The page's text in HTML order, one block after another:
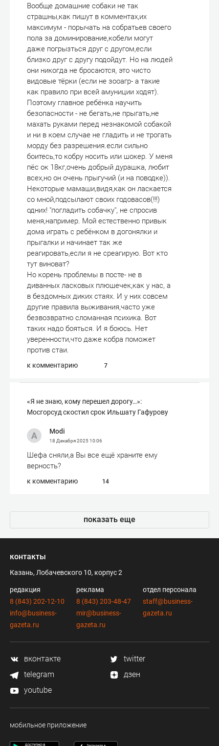
Вообще домашние собаки не так
страшны,как пишут в комментах,их
максимум - порычать на собратьев своего
пола за доминирование,кобели могут
даже погрызться друг с другом,если
близко друг с другу подойдут. Но на людей
они никогда не бросаются, это чисто
видовые тёрки (если не зооагр- а такие
как правило при всей амуниции ходят).
Поэтому главное ребёнка научить
безопасности - не бегать,не прыгать,не
махать руками перед незнакомой собакой
и ни в коем случае не гладить и не трогать
морду без разрешения.если сильно
боитесь,то кобру носить или шокер. У меня
пёс ок 18кг,очень добрый дурашка, любит
всех,но он очень прыгучий (и на поводке)).
Некоторые мамаши,видя,как он ласкается
со мной,подсылают своих годовасов(!!!)
одних! "погладить собачку", не спросив
меня,например. Мой естественно привык
дома играть с ребёнком в догонялки и
прыгалки и начинает так же
реагировать,если я не среагирую. Вот кто
тут виноват?
Но корень проблемы в посте- не в
диванных ласковых плюшечек,как у нас, а
в бездомных диких стаях. И у них совсем
другие правила выживания,часто уже
безвозвратно сломанная психика. Вот
таких надо бояться. И я боюсь. Нет
уверенности,что даже кобра поможет
против стаи.
к комментарию 7
«Я не знаю, кому перешел дорогу…»:
Мосгорсуд скостил срок Ильшату Гафурову
Modi
18 Декабря 202510:06
Шефа сняли,а Вы все ещё храните ему
верность?
к комментарию 14
показать еще
контакты
Казань, Лобачевского 10, корпус 2
редакция
8 (843) 202-12-10
info@business-
gazeta.ru
реклама
8 (843) 203-48-47
mir@business-
gazeta.ru
отдел персонала
staff@business-
gazeta.ru
вконтакте
twitter
telegram
дзен
youtube
мобильное приложение